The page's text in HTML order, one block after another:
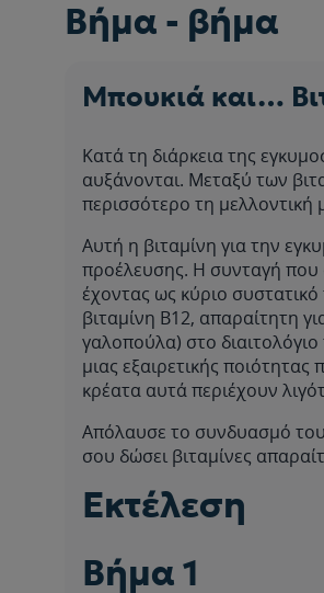
Βήμα - βήμα
Μπουκιά και…
Κατά τη διάρκεια της
αυξάνονται. Μεταξύ των
περισσότερο τη μελλοντική
Αυτή η βιταμίνη για την
προέλευσης. Η συνταγή που
έχοντας ως κύριο
βιταμίνη B12, απαραίτητη
γαλοπούλα) στο
μιας εξαιρετικής
κρέατα αυτά περιέχουν
Απόλαυσε το συνδυασμό του
σου δώσει βιταμίνες
Εκτέλεση
Bήμα 1